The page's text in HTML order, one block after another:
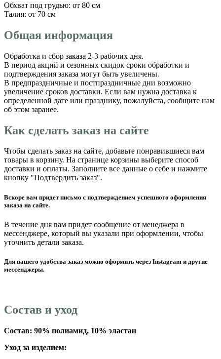
Обхват под грудью: от 80 см
Талия: от 70 см
Общая информация
Обработка и сбор заказа 2-3 рабочих дня.
В период акций и сезонных скидок сроки обработки и
подтверждения заказа могут быть увеличены.
В предпраздничные и постпраздничные дни возможно
увеличение сроков доставки. Если вам нужна доставка к
определенной дате или празднику, пожалуйста, сообщите нам
об этом заранее.
Как сделать заказ на сайте
Чтобы сделать заказ на сайте, добавьте понравившиеся вам
товары в корзину. На странице корзины выберите способ
доставки и оплаты. Заполните все данные о себе и нажмите
кнопку "Подтвердить заказ".
Вскоре вам придет письмо с подтверждением успешного оформления
заказа на сайте.
В течение дня вам придет сообщение от менеджера в
мессенджере, который вы указали при оформлении, чтобы
уточнить детали заказа.
Для вашего удобства заказ можно оформить через Instagram и другие
мессенджеры.
Состав и уход
Состав: 90% полиамид, 10% эластан
Уход за изделием: